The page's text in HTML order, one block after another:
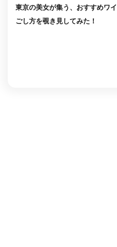
東京の美女が集う、おすすめワ
ごし方を覗き見してみた！